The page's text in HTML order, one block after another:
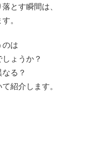
とす瞬間は、
。
のは
ょうか？
る？
紹介します。